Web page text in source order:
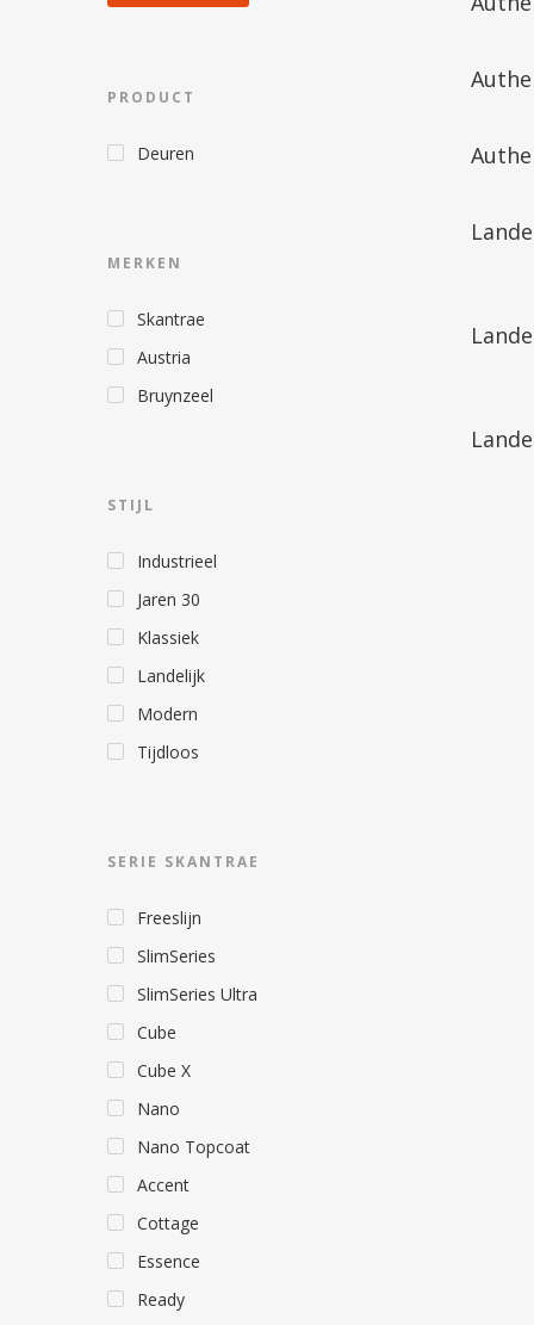
PRODUCT
Deuren
MERKEN
Skantrae
Austria
Bruynzeel
STIJL
Industrieel
Jaren 30
Klassiek
Landelijk
Modern
Tijdloos
SERIE SKANTRAE
Freeslijn
SlimSeries
SlimSeries Ultra
Cube
Cube X
Nano
Nano Topcoat
Accent
Cottage
Essence
Ready